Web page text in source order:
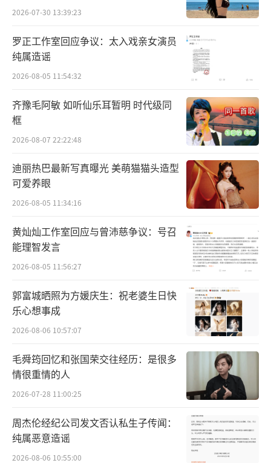
没想到两位领队的暗自较量刚刚开始，就
在拉拢杨超越时尴尬碰面。何广智和杨迪只能
见机行事，各自提供起暖心服务，而杨超越因
为一个“特别”的举动在最后抉择时刻选择了
杨迪。杨迪成为最受欢迎、人数最多的领队
后，大家又为何纷纷向略受冷遇的何广智“送
温暖”？
2026-07-30 13:39:23
罗正工作室回应争议：太入戏亲女演员
纯属造谣
2026-08-05 11:54:32
齐豫毛阿敏 如听仙乐耳暂明 时代级同
框
2026-08-07 22:22:48
迪丽热巴最新写真曝光 美萌猫猫头造型
可爱养眼
2026-08-05 11:34:16
黄灿灿工作室回应与曾沛慈争议：号召
能理智发言
2026-08-05 11:56:27
郭富城晒照为方媛庆生：祝老婆生日快
乐心想事成
2026-08-06 10:57:07
毛舜筠回忆和张国荣交往经历：是很多
情很重情的人
2026-07-28 11:00:25
周杰伦经纪公司发文否认私生子传闻：
纯属恶意造谣
2026-08-06 10:55:00